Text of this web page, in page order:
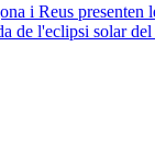
i Reus presenten
de l'eclipsi solar